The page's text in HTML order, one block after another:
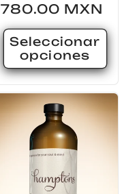
habitual
780.00 MXN
Seleccionar
opciones